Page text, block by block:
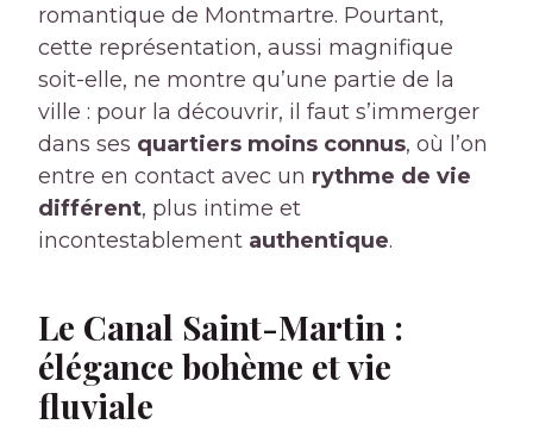
romantique de Montmartre. Pourtant,
cette représentation, aussi magnifique
soit-elle, ne montre qu’une partie de la
ville : pour la découvrir, il faut s’immerger
dans ses quartiers moins connus, où l’on
entre en contact avec un rythme de vie
différent, plus intime et
incontestablement authentique.
Le Canal Saint-Martin :
élégance bohème et vie
fluviale